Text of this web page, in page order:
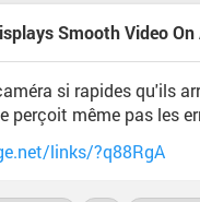
Smooth Video
si rapides qu'ils
perçoit même pas les
links/?q88RgA